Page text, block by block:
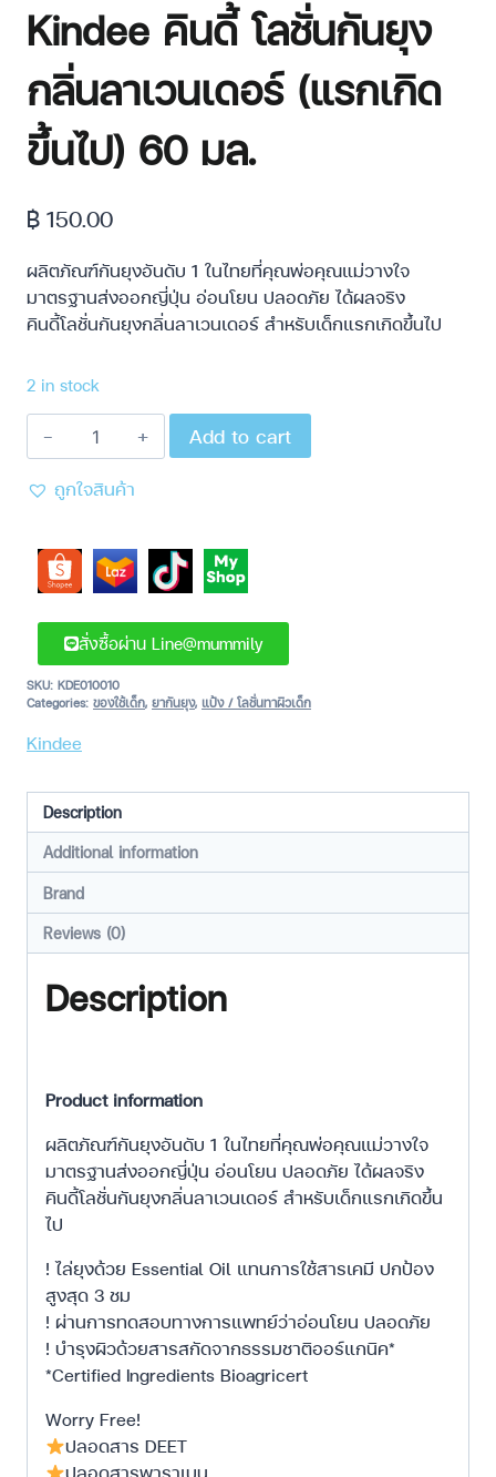
Kindee คินดี้ โลชั่นกันยุง
กลิ่นลาเวนเดอร์ (แรกเกิด
ขึ้นไป) 60 มล.
฿ 150.00
ผลิตภัณฑ์กันยุงอันดับ 1 ในไทยที่คุณพ่อคุณแม่วางใจ
มาตรฐานส่งออกญี่ปุ่น อ่อนโยน ปลอดภัย ได้ผลจริง
คินดี้โลชั่นกันยุงกลิ่นลาเวนเดอร์ สำหรับเด็กแรกเกิดขึ้นไป
2 in stock
Add to cart
ถูกใจสินค้า
สั่งซื้อผ่าน Line@mummily
SKU: KDE010010
Categories: ของใช้เด็ก, ยากันยุง, แป้ง / โลชั่นทาผิวเด็ก
Kindee
Description
Additional information
Brand
Reviews (0)
Description
Product information
ผลิตภัณฑ์กันยุงอันดับ 1 ในไทยที่คุณพ่อคุณแม่วางใจ
มาตรฐานส่งออกญี่ปุ่น อ่อนโยน ปลอดภัย ได้ผลจริง
คินดี้โลชั่นกันยุงกลิ่นลาเวนเดอร์ สำหรับเด็กแรกเกิดขึ้น
ไป
! ไล่ยุงด้วย Essential Oil แทนการใช้สารเคมี ปกป้อง
สูงสุด 3 ชม
! ผ่านการทดสอบทางการแพทย์ว่าอ่อนโยน ปลอดภัย
! บำรุงผิวด้วยสารสกัดจากธรรมชาติออร์แกนิค*
*Certified Ingredients Bioagricert
Worry Free!
ปลอดสาร DEET